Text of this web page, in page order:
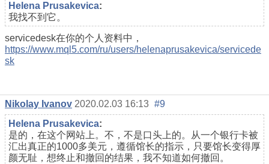
Helena Prusakevica:
我找不到它。
servicedesk在你的个人资料中，
https://www.mql5.com/ru/users/helenaprusakevica/servicede
sk
Nikolay Ivanov 2020.02.03 16:13 #9
Helena Prusakevica:
是的，在这个网站上。不，不是口头上的。从一个银行卡被
汇出真正的1000多美元，遵循馆长的指示，只要馆长变得厚
颜无耻，想终止和撤回的结果，我不知道如何撤回。